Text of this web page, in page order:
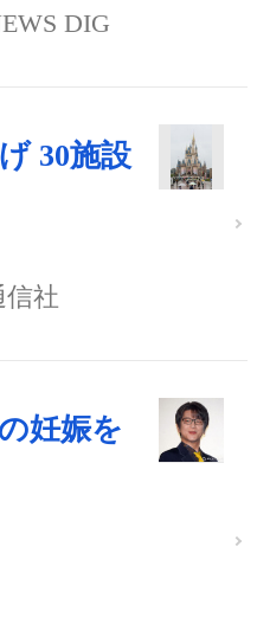
DIG
30施設
信社
妊娠を